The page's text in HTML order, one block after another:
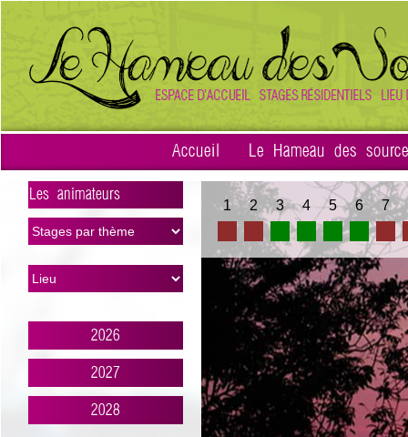
Accueil Le Hameau des
Les animateurs
>
2026
2027
2028
1 2 3 4 5 6 7